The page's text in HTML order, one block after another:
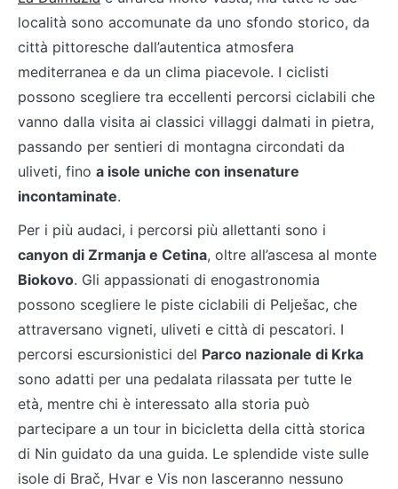
località sono accomunate da uno sfondo storico, da
città pittoresche dall’autentica atmosfera
mediterranea e da un clima piacevole. I ciclisti
possono scegliere tra eccellenti percorsi ciclabili che
vanno dalla visita ai classici villaggi dalmati in pietra,
passando per sentieri di montagna circondati da
uliveti, fino a isole uniche con insenature
incontaminate.
Per i più audaci, i percorsi più allettanti sono i
canyon di Zrmanja e Cetina, oltre all’ascesa al monte
Biokovo. Gli appassionati di enogastronomia
possono scegliere le piste ciclabili di Pelješac, che
attraversano vigneti, uliveti e città di pescatori. I
percorsi escursionistici del Parco nazionale di Krka
sono adatti per una pedalata rilassata per tutte le
età, mentre chi è interessato alla storia può
partecipare a un tour in bicicletta della città storica
di Nin guidato da una guida. Le splendide viste sulle
isole di Brač, Hvar e Vis non lasceranno nessuno